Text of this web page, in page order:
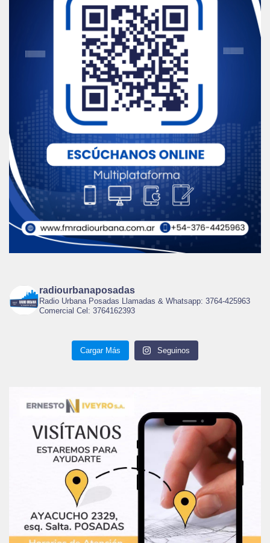
radiourbanaposadas
Radio Urbana Posadas Llamadas & Whatsapp: 3764-425963
Comercial Cel: 3764162393
Cargar Más Seguinos